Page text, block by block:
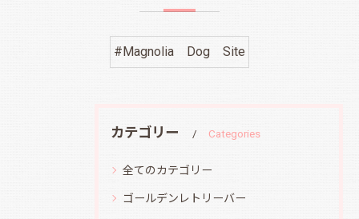
#Magnolia Dog Site
カテゴリー Categories
全てのカテゴリー
ゴールデンレトリーバー